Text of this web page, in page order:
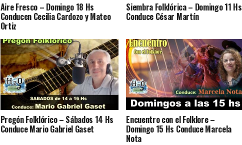
Aire Fresco – Domingo 18 Hs
Conducen Cecilia Cardozo y Mateo
Ortiz
Siembra Folklórica – Domingo 11 Hs
Conduce César Martín
Pregón Folklórico – Sábados 14 Hs
Conduce Mario Gabriel Gaset
Encuentro con el Folklore –
Domingo 15 Hs Conduce Marcela
Nota